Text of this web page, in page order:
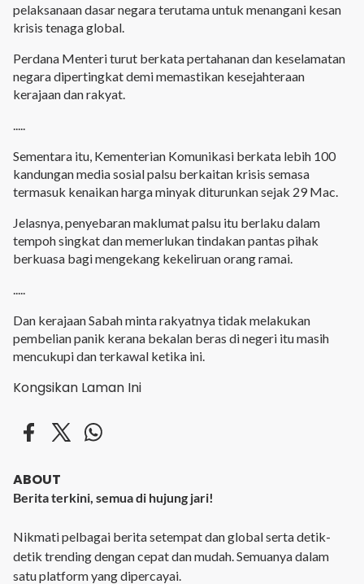
pelaksanaan dasar negara terutama untuk menangani kesan
krisis tenaga global.
Perdana Menteri turut berkata pertahanan dan keselamatan
negara dipertingkat demi memastikan kesejahteraan
kerajaan dan rakyat.
.....
Sementara itu, Kementerian Komunikasi berkata lebih 100
kandungan media sosial palsu berkaitan krisis semasa
termasuk kenaikan harga minyak diturunkan sejak 29 Mac.
Jelasnya, penyebaran maklumat palsu itu berlaku dalam
tempoh singkat dan memerlukan tindakan pantas pihak
berkuasa bagi mengekang kekeliruan orang ramai.
.....
Dan kerajaan Sabah minta rakyatnya tidak melakukan
pembelian panik kerana bekalan beras di negeri itu masih
mencukupi dan terkawal ketika ini.
Kongsikan Laman Ini
ABOUT
Berita terkini, semua di hujung jari!
Nikmati pelbagai berita setempat dan global serta detik-
detik trending dengan cepat dan mudah. Semuanya dalam
satu platform yang dipercayai.